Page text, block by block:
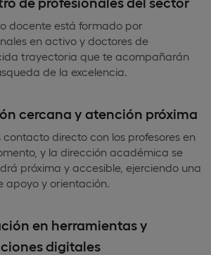
docente está formado por
en activo y doctores de
trayectoria que te acompañarán
de la excelencia.
cercana y atención próxima
contacto directo con los profesores en
y la dirección académica se
próxima y accesible, ejerciendo una
apoyo y orientación.
en herramientas y
digitales